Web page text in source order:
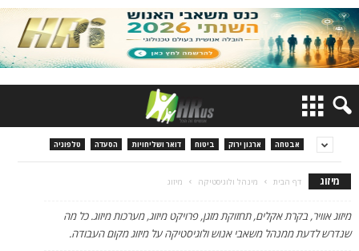
אבטחה ארגון ירוק ביטוח דואר ושליחויות הסעדה טלפוניה
מיזוג דף הבית מינהל ולוגיסטיקה מיזוג
מיזוג אוויר, בקרת אקלים, תחזוקת מזגן, פרויקט מיזוג, מערכות מיזוג. כל מה
שנדרש לדעת ממנהל משאבי אנוש ולוגיסטיקה על מיזוג מקום העבודה.